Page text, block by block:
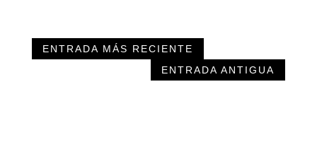
ENTRADA MÁS RECIENTE
ENTRADA ANTIGUA